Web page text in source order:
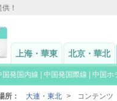
！
上海・華東 北京・華北
国発国内線 中国発国際線 中国ホ
所： 大連・東北 > コンテンツ